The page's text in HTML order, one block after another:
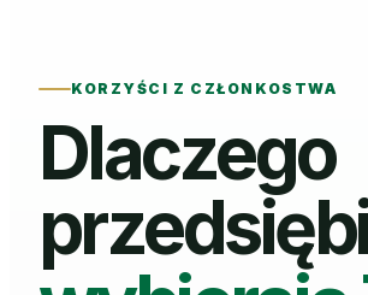
KORZYŚCI Z CZŁONKOSTWA
Dlaczego